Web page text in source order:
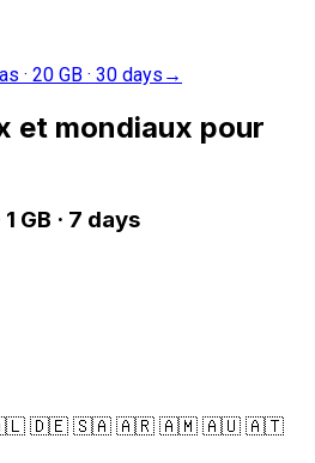
· 20 GB · 30 days →
et mondiaux pour
GB · 7 days
🇩🇪 🇸🇦 🇦🇷 🇦🇲 🇦🇺 🇦🇹